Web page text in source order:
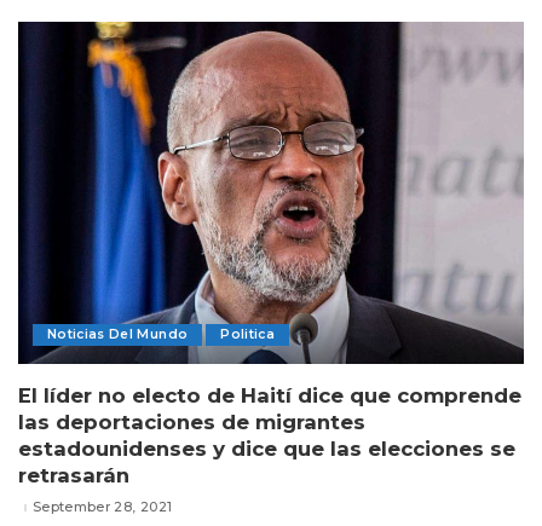
Noticias Del Mundo Politica
El líder no electo de Haití dice que comprende
las deportaciones de migrantes
estadounidenses y dice que las elecciones se
retrasarán
September 28, 2021